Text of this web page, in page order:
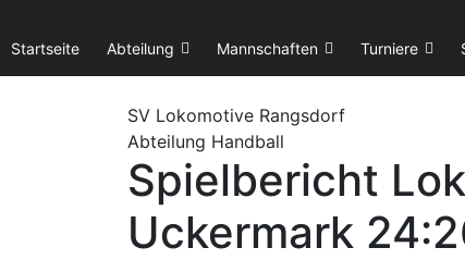
Startseite Abteilung Mannschaften Turniere
SV Lokomotive Rangsdorf
Abteilung Handball
Spielbericht
Uckermark